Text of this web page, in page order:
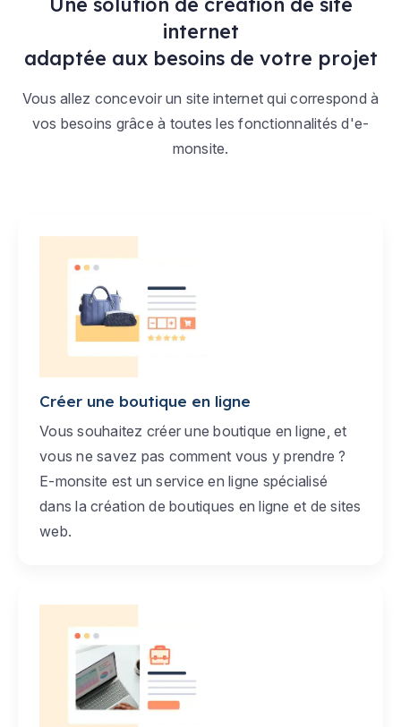
internet
adaptée aux besoins de votre projet
Vous allez concevoir un site internet qui correspond à
vos besoins grâce à toutes les fonctionnalités d'e-
monsite.
Créer une boutique en ligne
Vous souhaitez créer une boutique en ligne, et
vous ne savez pas comment vous y prendre ?
E-monsite est un service en ligne spécialisé
dans la création de boutiques en ligne et de sites
web.